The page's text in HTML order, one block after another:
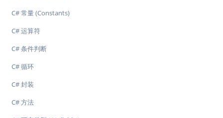
C# 常量 (Constants)
C# 运算符
C# 条件判断
C# 循环
C# 封装
C# 方法